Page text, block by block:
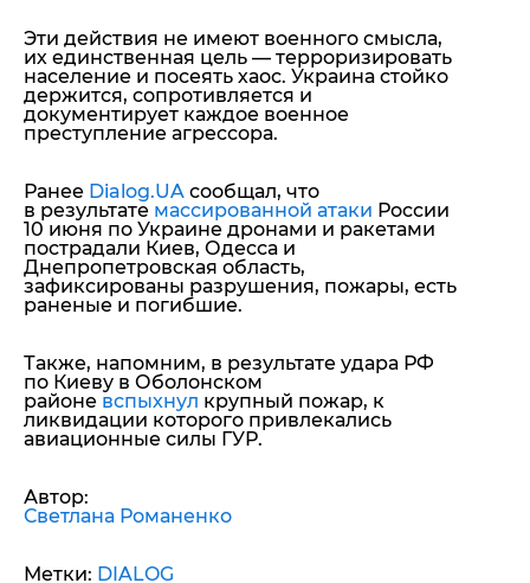
Эти действия не имеют военного смысла,
их единственная цель — терроризировать
население и посеять хаос. Украина стойко
держится, сопротивляется и
документирует каждое военное
преступление агрессора.
Ранее Dialog.UA сообщал, что
в результате массированной атаки России
10 июня по Украине дронами и ракетами
пострадали Киев, Одесса и
Днепропетровская область,
зафиксированы разрушения, пожары, есть
раненые и погибшие.
Также, напомним, в результате удара РФ
по Киеву в Оболонском
районе вспыхнул крупный пожар, к
ликвидации которого привлекались
авиационные силы ГУР.
Автор:
Светлана Романенко
Метки: DIALOG